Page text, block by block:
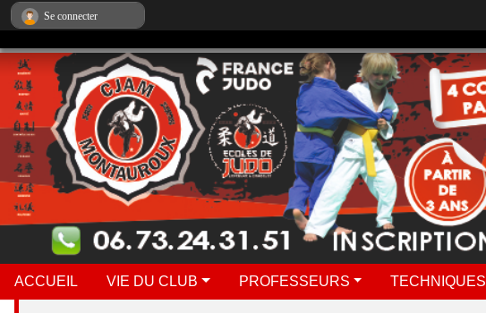
ACCUEIL VIE DU CLUB PROFESSEURS TECHNIQUES
Se connecter
Panneau de gestion des cookies